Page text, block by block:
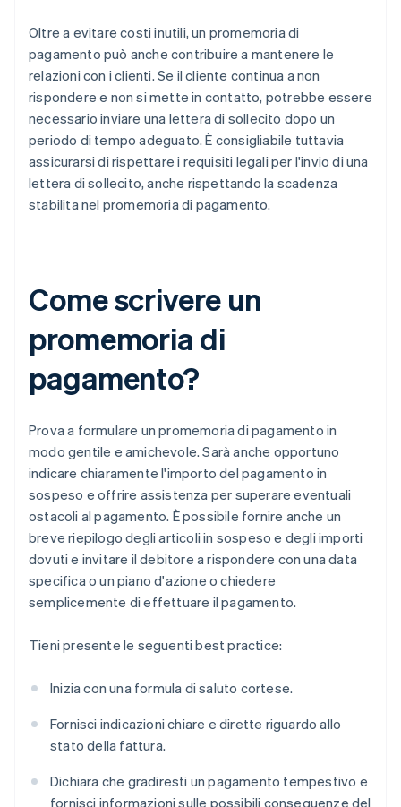
Oltre a evitare costi inutili, un promemoria di
pagamento può anche contribuire a mantenere le
relazioni con i clienti. Se il cliente continua a non
rispondere e non si mette in contatto, potrebbe essere
necessario inviare una lettera di sollecito dopo un
periodo di tempo adeguato. È consigliabile tuttavia
assicurarsi di rispettare i requisiti legali per l'invio di una
lettera di sollecito, anche rispettando la scadenza
stabilita nel promemoria di pagamento.
Come scrivere un
promemoria di
pagamento?
Prova a formulare un promemoria di pagamento in
modo gentile e amichevole. Sarà anche opportuno
indicare chiaramente l'importo del pagamento in
sospeso e offrire assistenza per superare eventuali
ostacoli al pagamento. È possibile fornire anche un
breve riepilogo degli articoli in sospeso e degli importi
dovuti e invitare il debitore a rispondere con una data
specifica o un piano d'azione o chiedere
semplicemente di effettuare il pagamento.
Tieni presente le seguenti best practice:
Inizia con una formula di saluto cortese.
Fornisci indicazioni chiare e dirette riguardo allo
stato della fattura.
Dichiara che gradiresti un pagamento tempestivo e
fornisci informazioni sulle possibili conseguenze del